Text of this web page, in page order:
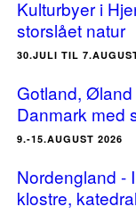
Kulturbyer i
storslået natur
30.JULI TIL
Gotland,
Danmark med
9.-15.AUGUST 2026
Nordengland -
klostre,